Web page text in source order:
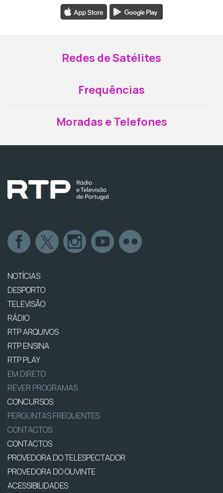
Redes de Satélites
Frequências
Moradas e Telefones
NOTÍCIAS
DESPORTO
TELEVISÃO
RÁDIO
RTP ARQUIVOS
RTP ENSINA
RTP PLAY
EM DIRETO
REVER PROGRAMAS
CONCURSOS
PERGUNTAS FREQUENTES
CONTACTOS
CONTACTOS
PROVEDORA DO TELESPECTADOR
PROVEDORA DO OUVINTE
ACESSIBILIDADES